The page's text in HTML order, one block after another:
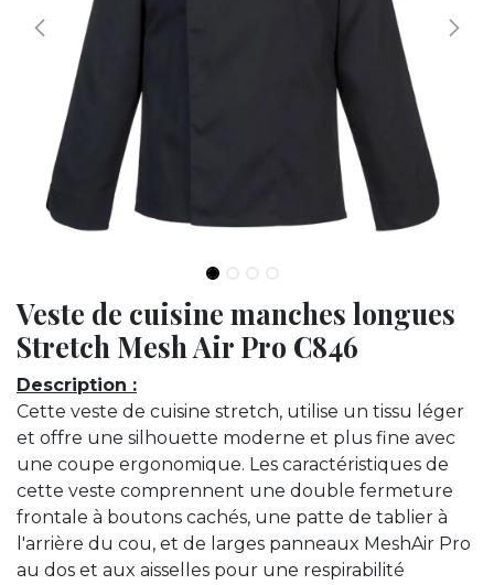
Veste de cuisine manches longues
Stretch Mesh Air Pro C846
Description :
Cette veste de cuisine stretch, utilise un tissu léger
et offre une silhouette moderne et plus fine avec
une coupe ergonomique. Les caractéristiques de
cette veste comprennent une double fermeture
frontale à boutons cachés, une patte de tablier à
l'arrière du cou, et de larges panneaux MeshAir Pro
au dos et aux aisselles pour une respirabilité